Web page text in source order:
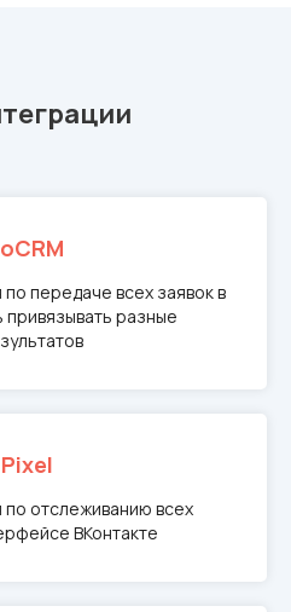
передаче всех заявок в
разные
отслеживанию всех
ВКонтакте